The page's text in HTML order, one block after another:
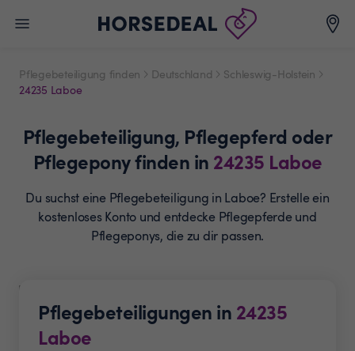
Pflegebeteiligung finden Deutschland
Schleswig-Holstein
24235 Laboe
Pflegebeteiligung, Pflegepferd oder
Pflegeponyfinden in 24235 Laboe
Du suchst eine Pflegebeteiligung in Laboe? Erstelle ein
kostenloses Konto und entdecke Pflegepferde und
Pflegeponys, die zu dir passen.
Pflegebeteiligungen in 24235
Laboe